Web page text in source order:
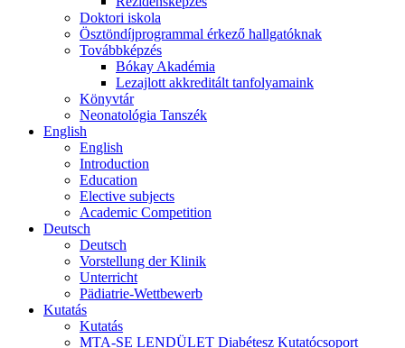
Doktori iskola
Ösztöndíjprogrammal érkező hallgatóknak
Továbbképzés
Bókay Akadémia
Lezajlott akkreditált tanfolyamaink
Könyvtár
Neonatológia Tanszék
English
English
Introduction
Education
Elective subjects
Academic Competition
Deutsch
Deutsch
Vorstellung der Klinik
Unterricht
Pädiatrie-Wettbewerb
Kutatás
Kutatás
MTA-SE LENDÜLET Diabétesz Kutatócsoport